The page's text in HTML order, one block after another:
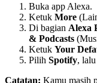
Buka app Alexa.
Ketuk More
Di bagian Alexa
& Podcasts
Ketuk Your
Pilih Spotify,
Catatan: Kamu masih